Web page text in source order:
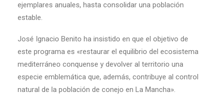
ejemplares anuales, hasta consolidar una población
estable.
José Ignacio Benito ha insistido en que el objetivo de
este programa es «restaurar el equilibrio del ecosistema
mediterráneo conquense y devolver al territorio una
especie emblemática que, además, contribuye al control
natural de la población de conejo en La Mancha».